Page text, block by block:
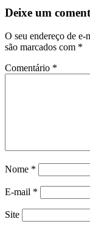
Deixe um
O seu endereço de
são marcados com *
Comentário *
Nome *
E-mail *
Site